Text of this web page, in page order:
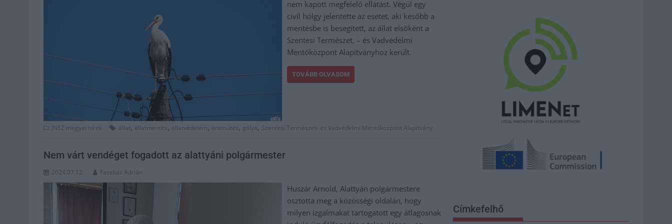
nem kapott megfelelő ellátást. Végül egy
civil hölgy jelentette az esetet, aki később a
mentésbe is besegített, az állat elsőként a
Szentesi Természet, – és Vadvédelmi
Mentőközpont Alapítványhoz került.
TOVÁBB OLVASOM
JNSZ megyei hírek állat, állatmentés, állatvédelem, áramütés, gólya, Szentesi Természet- és Vadvédelmi Mentőközpont Alapítvány
Nem várt vendéget fogadott az alattyáni polgármester
2024.07.12. Fazekas Adrián
Huszár Arnold, Alattyán polgármestere
osztotta meg a közösségi oldalán, hogy
milyen izgalmakat tartogatott egy átlagosnak
Címkefelhő